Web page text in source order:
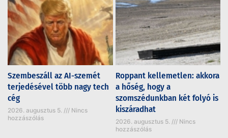
Szembeszáll az AI-szemét
terjedésével több nagy tech
cég
2026. augusztus 5.
Nincs
hozzászólás
Roppant kellemetlen: akkora
a hőség, hogy a
szomszédunkban két folyó is
kiszáradhat
2026. augusztus 5.
Nincs
hozzászólás